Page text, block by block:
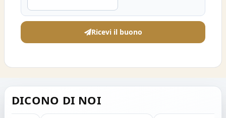
Ricevi il buono
DICONO DI NOI